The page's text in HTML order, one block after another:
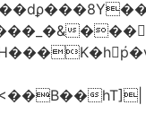
hT]|